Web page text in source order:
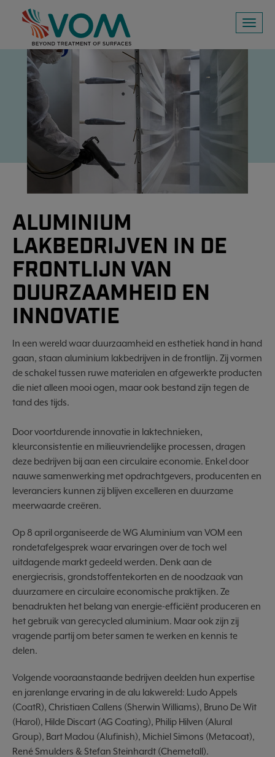
Toggle
ALUMINIUM
LAKBEDRIJVEN IN DE
FRONTLIJN VAN
DUURZAAMHEID EN
INNOVATIE
In een wereld waar duurzaamheid en esthetiek hand in hand
gaan, staan aluminium lakbedrijven in de frontlijn. Zij vormen
de schakel tussen ruwe materialen en afgewerkte producten
die niet alleen mooi ogen, maar ook bestand zijn tegen de
tand des tijds.
Door voortdurende innovatie in laktechnieken,
kleurconsistentie en milieuvriendelijke processen, dragen
deze bedrijven bij aan een circulaire economie. Enkel door
nauwe samenwerking met opdrachtgevers, producenten en
leveranciers kunnen zij blijven excelleren en duurzame
meerwaarde creëren.
Op 8 april organiseerde de WG Aluminium van VOM een
rondetafelgesprek waar ervaringen over de toch wel
uitdagende markt gedeeld werden. Denk aan de
energiecrisis, grondstoffentekorten en de noodzaak van
duurzamere en circulaire economische praktijken. Ze
benadrukten het belang van energie-efficiënt produceren en
het gebruik van gerecycled aluminium. Maar ook zijn zij
vragende partij om beter samen te werken en kennis te
delen.
Volgende vooraanstaande bedrijven deelden hun expertise
en jarenlange ervaring in de alu lakwereld: Ludo Appels
(CoatR), Christiaen Callens (Sherwin Williams), Bruno De Wit
(Harol), Hilde Discart (AG Coating), Philip Hilven (Alural
Group), Bart Madou (Alufinish), Michiel Simons (Metacoat),
René Smulders & Stefan Steinhardt (Chemetall).